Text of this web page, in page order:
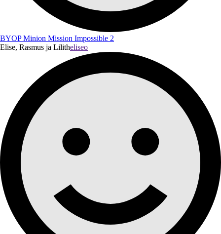
BYOP Minion Mission Impossible 2
Elise, Rasmus ja Lilitheliseo